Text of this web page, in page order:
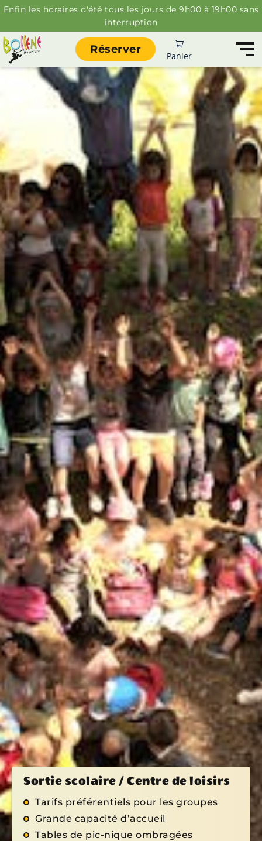
Enfin les horaires d'été tous les jours de 9h00 à 19h00 sans
interruption
Réserver Panier
Sortie scolaire / Centre de loisirs
Tarifs préférentiels pour les groupes
Grande capacité d’accueil
Tables de pic-nique ombragées